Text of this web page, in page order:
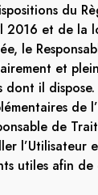
du
et de la
le
et
dont il dispose.
de
de
l’Utilisateur
utiles afin de